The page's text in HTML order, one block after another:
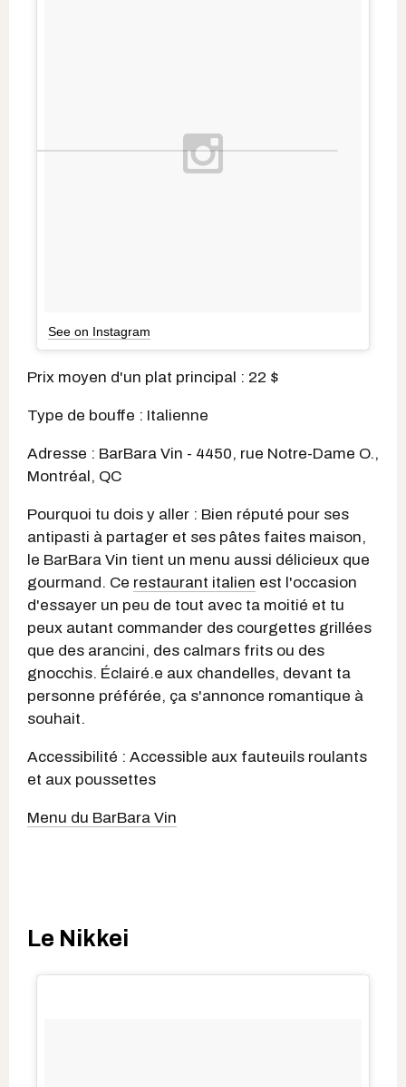
See on Instagram
Prix moyen d'un plat principal : 22 $
Type de bouffe : Italienne
Adresse : BarBara Vin - 4450, rue Notre-Dame O.,
Montréal, QC
Pourquoi tu dois y aller : Bien réputé pour ses
antipasti à partager et ses pâtes faites maison,
le BarBara Vin tient un menu aussi délicieux que
gourmand. Ce restaurant italien est l'occasion
d'essayer un peu de tout avec ta moitié et tu
peux autant commander des courgettes grillées
que des arancini, des calmars frits ou des
gnocchis. Éclairé.e aux chandelles, devant ta
personne préférée, ça s'annonce romantique à
souhait.
Accessibilité : Accessible aux fauteuils roulants
et aux poussettes
Menu du BarBara Vin
Le Nikkei